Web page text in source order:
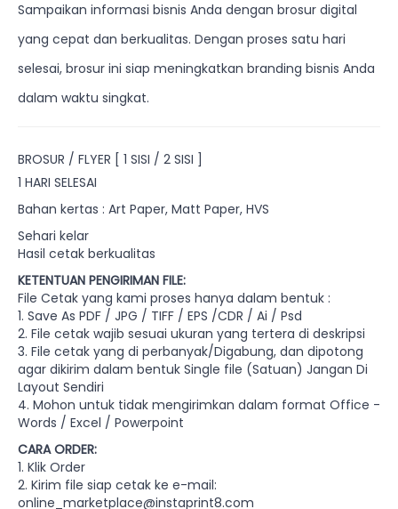
Sampaikan informasi bisnis Anda dengan brosur digital
yang cepat dan berkualitas. Dengan proses satu hari
selesai, brosur ini siap meningkatkan branding bisnis Anda
dalam waktu singkat.
BROSUR / FLYER [ 1 SISI / 2 SISI ]
1 HARI SELESAI
Bahan kertas : Art Paper, Matt Paper, HVS
Sehari kelar
Hasil cetak berkualitas
KETENTUAN PENGIRIMAN FILE:
File Cetak yang kami proses hanya dalam bentuk :
1. Save As PDF / JPG / TIFF / EPS /CDR / Ai / Psd
2. File cetak wajib sesuai ukuran yang tertera di deskripsi
3. File cetak yang di perbanyak/Digabung, dan dipotong
agar dikirim dalam bentuk Single file (Satuan) Jangan Di
Layout Sendiri
4. Mohon untuk tidak mengirimkan dalam format Office -
Words / Excel / Powerpoint
CARA ORDER:
1. Klik Order
2. Kirim file siap cetak ke e-mail:
online_marketplace@instaprint8.com